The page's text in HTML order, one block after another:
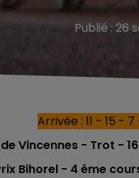
Publié : 26
Arrivée : 11 - 15 -
Vincennes - Trot -
Bihorel - 4 éme